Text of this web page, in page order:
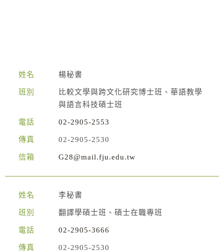
姓名 楊秘書
班別
比較文學與跨文化研究博士班、華語教學
與語言科技碩士班
電話 02-2905-2553
傳真 02-2905-2530
信箱 G28@mail.fju.edu.tw
姓名 李秘書
班別 翻譯學碩士班、碩士在職專班
電話 02-2905-3666
傳真 02-2905-2530